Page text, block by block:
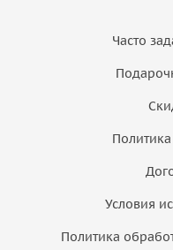
Часто
Условия
Политика